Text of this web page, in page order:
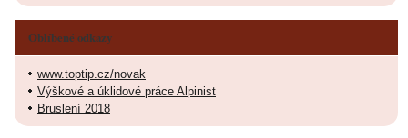
Oblíbené odkazy
www.toptip.cz/novak
Výškové a úklidové práce Alpinist
Bruslení 2018